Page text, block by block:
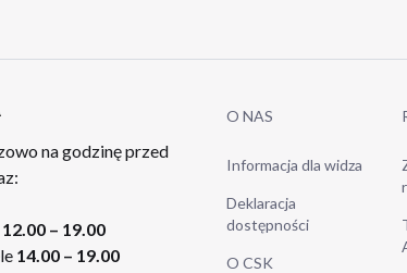
na godzinę przed
12.00 – 19.00
14.00 – 19.00
O NAS
Informacja dla widza
Deklaracja
dostępności
O CSK